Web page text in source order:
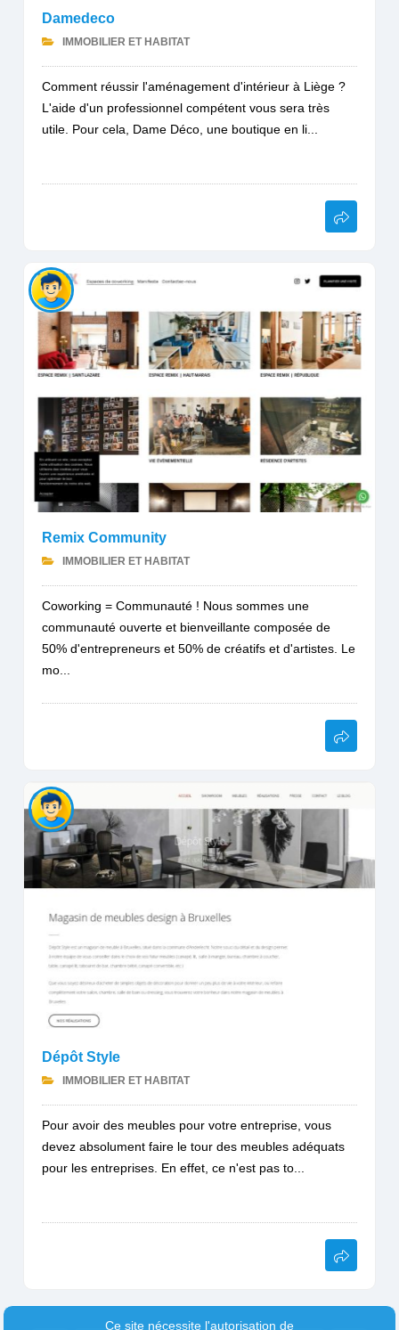
Damedeco
IMMOBILIER ET HABITAT
Comment réussir l'aménagement d'intérieur à Liège ?
L'aide d'un professionnel compétent vous sera très
utile. Pour cela, Dame Déco, une boutique en li...
Remix Community
IMMOBILIER ET HABITAT
Coworking = Communauté ! Nous sommes une
communauté ouverte et bienveillante composée de
50% d'entrepreneurs et 50% de créatifs et d'artistes. Le
mo...
Dépôt Style
IMMOBILIER ET HABITAT
Pour avoir des meubles pour votre entreprise, vous
devez absolument faire le tour des meubles adéquats
pour les entreprises. En effet, ce n'est pas to...
Ce site nécessite l'autorisation de